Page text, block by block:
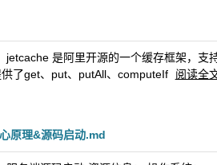
jetcache 是阿里开源的一个缓存框架，
了get、put、putAll、computeIf
阅读全
原理&源码启动.md